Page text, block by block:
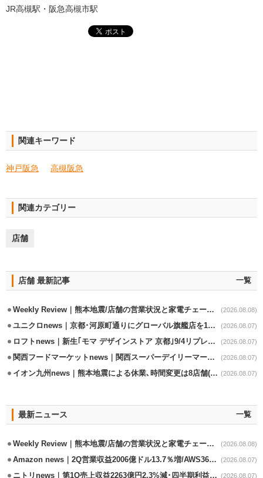
JR高槻駅・阪急高槻市駅
関連キーワード
神戸阪急 高槻阪急
関連カテゴリー
店舗
店舗 最新記事 一覧
Weekly Review｜熊本地震/店舗の営業状況と家電チェーンの支援策 (2026.08.08)
ユニクロnews｜京都･河原町通りにグローバル旗艦店を11/6開設 (2026.08.07)
ロフトnews｜新生｢モマ デザインストア 京都｣9/4リプレイスオープン (2026.08.07)
関西フードマーケットnews｜関西スーパーデイリーマート蒲生店8/7改装 (2026.08.07)
イオン九州news｜熊本地震による休業､時間変更は8店舗(8/7時点) (2026.08.07)
最新ニュース 一覧
Weekly Review｜熊本地震/店舗の営業状況と家電チェーンの支援策 (2026.08.08)
Amazon news｜2Q営業収益2006億ドル13.7％増/AWS36.8％％増が貢献 (2026.08.07)
ニトリnews｜第1Q売上収益2263億円2.3%減･四半期利益1.4％減 (2026.08.07)